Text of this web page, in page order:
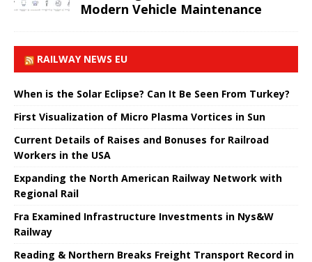
Modern Vehicle Maintenance
RAILWAY NEWS EU
When is the Solar Eclipse? Can It Be Seen From Turkey?
First Visualization of Micro Plasma Vortices in Sun
Current Details of Raises and Bonuses for Railroad
Workers in the USA
Expanding the North American Railway Network with
Regional Rail
Fra Examined Infrastructure Investments in Nys&W
Railway
Reading & Northern Breaks Freight Transport Record in